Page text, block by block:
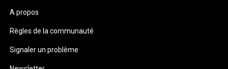
A propos
Règles de la communauté
Signaler un problème